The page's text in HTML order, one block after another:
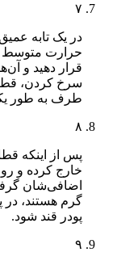
در یک تابه عمیق،
حرارت متوسط گرم
قرار دهید و آن‌ها را
سرخ کردن، قطاب‌ها را
طرف به طور
پس از اینکه قطاب‌ها
خارج کرده و روی
اضافی‌شان گرفته
گرم هستند، در پودر
پودر قند شود.